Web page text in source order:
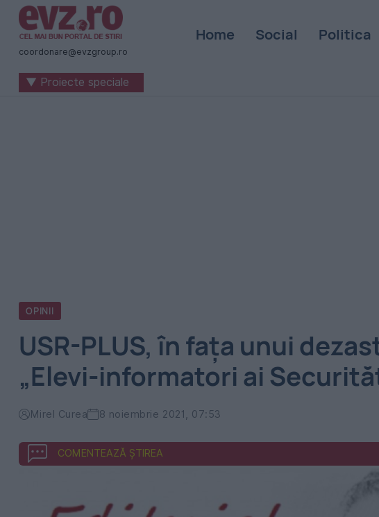
Știri
naționale
internaționale
coordonare@evzgroup.ro
Home Social Politica
▼ Proiecte speciale
OPINII
USR-PLUS, în fața unui
„Elevi-informatori ai
Mirel Curea 8 noiembrie 2021, 07:53
COMENTEAZĂ ȘTIREA